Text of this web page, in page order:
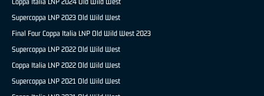
Supercoppa LNP 2023 Old Wild West
Final Four Coppa Italia LNP Old Wild West 2023
Supercoppa LNP 2022 Old Wild West
Coppa Italia LNP 2022 Old Wild West
Supercoppa LNP 2021 Old Wild West